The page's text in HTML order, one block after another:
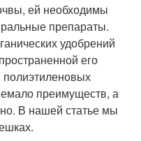
ей необходимы
препараты.
удобрений
его
полиэтиленовых
преимуществ, а
В нашей статье мы